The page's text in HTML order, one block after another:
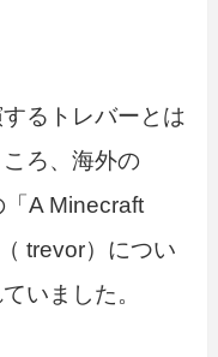
るトレバーとは
ろ、海外の
「A Minecraft
trevor）につい
いました。